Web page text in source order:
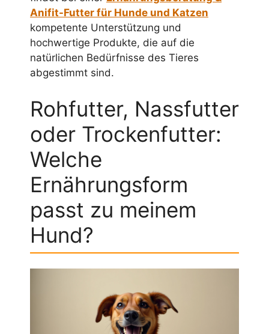
Anifit-Futter für Hunde und Katzen
kompetente Unterstützung und
hochwertige Produkte, die auf die
natürlichen Bedürfnisse des Tieres
abgestimmt sind.
Rohfutter, Nassfutter
oder Trockenfutter:
Welche
Ernährungsform
passt zu meinem
Hund?